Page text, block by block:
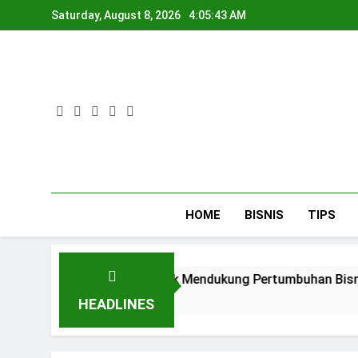
to
Saturday, August 8, 2026 4:05:44 AM
HOME BISNIS TIPS
HEADLINES
Jakarta untuk Mendukung Pertumbuhan Bisnis